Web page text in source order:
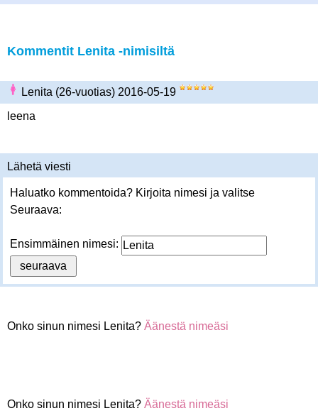
Kommentit Lenita -nimisiltä
Lenita (26-vuotias) 2016-05-19
leena
Lähetä viesti
Haluatko kommentoida? Kirjoita nimesi ja valitse
Seuraava:
Ensimmäinen nimesi:
Onko sinun nimesi Lenita? Äänestä nimeäsi
Onko sinun nimesi Lenita? Äänestä nimeäsi